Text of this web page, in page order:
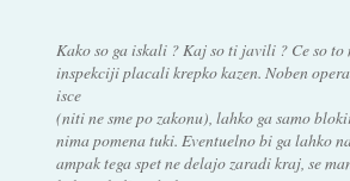
Kako so ga iskali ? Kaj so ti javili ? Ce so
inspekciji placali krepko kazen. Noben
isce
(niti ne sme po zakonu), lahko ga samo
nima pomena tuki. Eventuelno bi ga lahko
ampak tega spet ne delajo zaradi kraj, se